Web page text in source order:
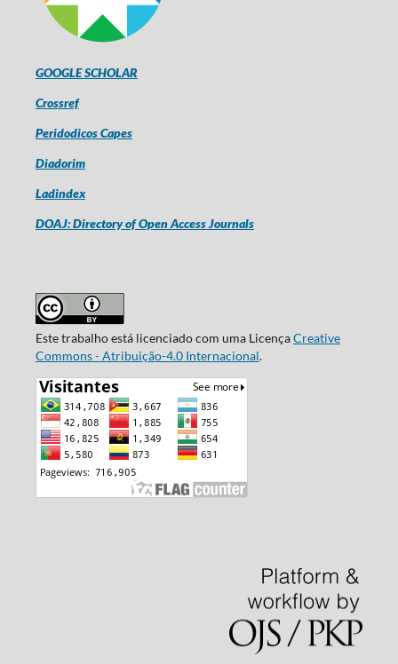
GOOGLE SCHOLAR
Crossref
Peridodicos Capes
Diadorim
Ladindex
DOAJ: Directory of Open Access Journals
Este trabalho está licenciado com uma LicençaCreative
Commons - Atribuição-4.0 Internacional.